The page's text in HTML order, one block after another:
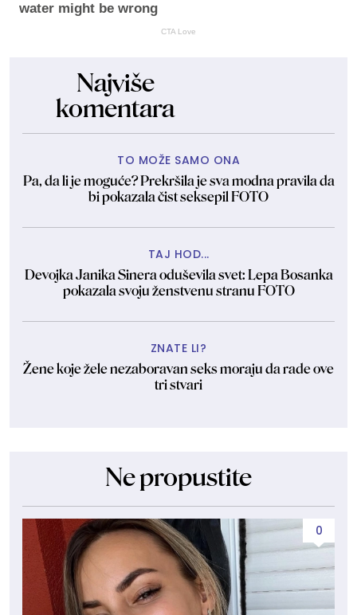
water might be wrong
CTA Love
Najviše
komentara
TO MOŽE SAMO ONA
Pa, da li je moguće? Prekršila je sva modna pravila da
bi pokazala čist seksepil FOTO
TAJ HOD...
Devojka Janika Sinera oduševila svet: Lepa Bosanka
pokazala svoju ženstvenu stranu FOTO
ZNATE LI?
Žene koje žele nezaboravan seks moraju da rade ove
tri stvari
Ne propustite
0